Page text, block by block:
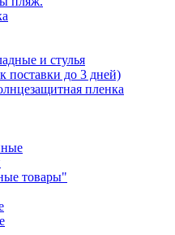
и стулья
поставки до 3 дней)
пленка
товары"